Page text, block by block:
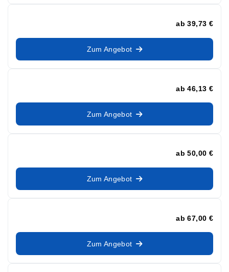
ab 39,73 €
Zum Angebot
ab 46,13 €
Zum Angebot
ab 50,00 €
Zum Angebot
ab 67,00 €
Zum Angebot